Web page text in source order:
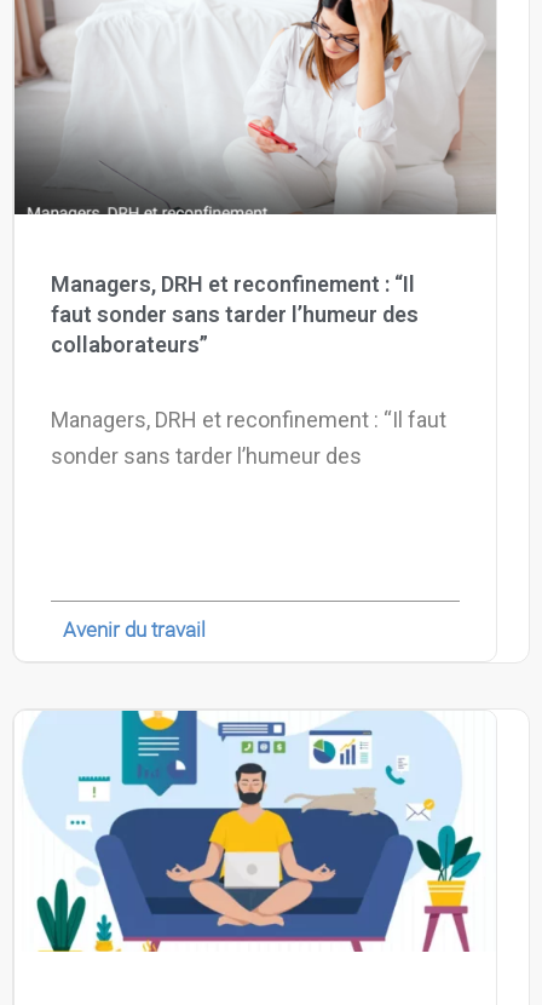
Managers, DRH et reconfinement : “Il
faut sonder sans tarder l’humeur des
collaborateurs”
Managers, DRH et reconfinement : “Il faut
sonder sans tarder l’humeur des
Avenir du travail